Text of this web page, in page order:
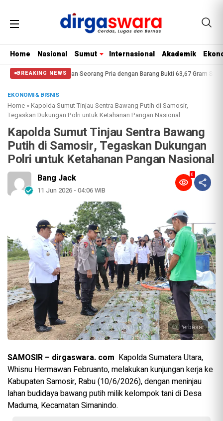
Home Nasional Sumut Internasional Akademik
BREAKING NEWS
Amankan Seorang Pria dengan Barang Bukti 63,67 Gram Sabu Satres
EKONOMI & BISNIS
Home »Kapolda Sumut Tinjau Sentra Bawang Putih di Samosir,
Tegaskan Dukungan Polri untuk Ketahanan Pangan Nasional
Kapolda Sumut Tinjau Sentra Bawang
Putih di Samosir, Tegaskan Dukungan
Polri untuk Ketahanan Pangan Nasional
Bang Jack
11 Jun 2026 - 04:06 WIB
0
Perbesar
SAMOSIR – dirgaswara. com Kapolda Sumatera Utara,
Whisnu Hermawan Februanto, melakukan kunjungan kerja ke
Kabupaten Samosir, Rabu (10/6/2026), dengan meninjau
lahan budidaya bawang putih milik kelompok tani di Desa
Maduma, Kecamatan Simanindo.